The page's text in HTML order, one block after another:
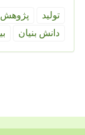
تولید پژوهش
دانش بنیان